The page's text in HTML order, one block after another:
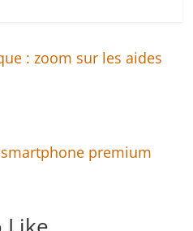
: zoom sur les aides
smartphone premium